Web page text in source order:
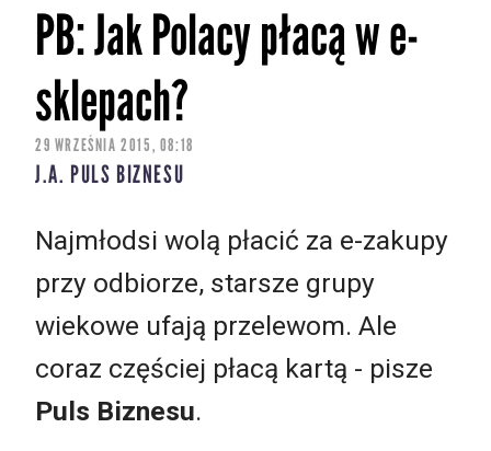
PB: Jak Polacy płacą w e-
sklepach?
29 WRZEŚNIA 2015, 08:18
J.A. PULS BIZNESU
Najmłodsi wolą płacić za e-zakupy
przy odbiorze, starsze grupy
wiekowe ufają przelewom. Ale
coraz częściej płacą kartą - pisze
Puls Biznesu.